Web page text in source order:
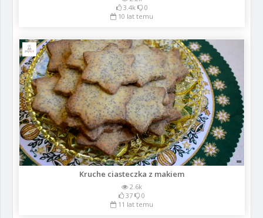
3.4k
0
10 lat temu
Kruche ciasteczka z makiem
2.6k
37
0
11 lat temu